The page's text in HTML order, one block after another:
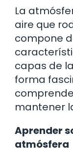
La
aire que
compone
capas de
forma
mantener
Aprender
atmósfera